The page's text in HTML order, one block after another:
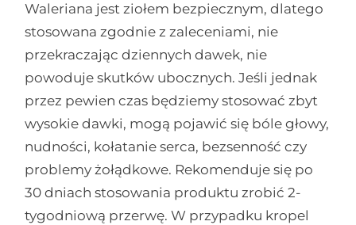
Waleriana jest ziołem bezpiecznym, dlatego
stosowana zgodnie z zaleceniami, nie
przekraczając dziennych dawek, nie
powoduje skutków ubocznych. Jeśli jednak
przez pewien czas będziemy stosować zbyt
wysokie dawki, mogą pojawić się bóle głowy,
nudności, kołatanie serca, bezsenność czy
problemy żołądkowe. Rekomenduje się po
30 dniach stosowania produktu zrobić 2-
tygodniową przerwę. W przypadku kropel